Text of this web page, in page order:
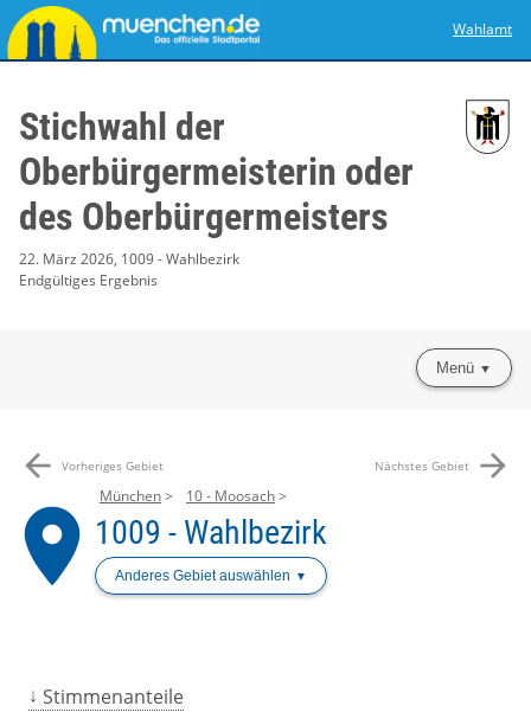
Wahlamt
Stichwahl der
Oberbürgermeisterin oder
des Oberbürgermeisters
22. März 2026, 1009 - Wahlbezirk
Endgültiges Ergebnis
Menü
arrow_back Vorheriges Gebiet Nächstes Gebiet arrow_forward
place
München 10 - Moosach
1009 - Wahlbezirk
Anderes Gebiet auswählen
Stimmenanteile